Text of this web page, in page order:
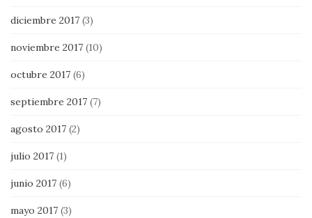
diciembre 2017 (3)
noviembre 2017 (10)
octubre 2017 (6)
septiembre 2017 (7)
agosto 2017 (2)
julio 2017 (1)
junio 2017 (6)
mayo 2017 (3)